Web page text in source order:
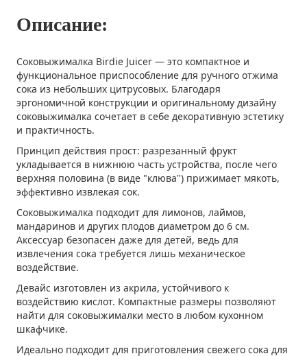
Описание:
Соковыжималка Birdie Juicer — это компактное и
функциональное приспособление для ручного отжима
сока из небольших цитрусовых. Благодаря
эргономичной конструкции и оригинальному дизайну
соковыжималка сочетает в себе декоративную эстетику
и практичность.
Принцип действия прост: разрезанный фрукт
укладывается в нижнюю часть устройства, после чего
верхняя половина (в виде "клюва") прижимает мякоть,
эффективно извлекая сок.
Соковыжималка подходит для лимонов, лаймов,
мандаринов и других плодов диаметром до 6 см.
Аксессуар безопасен даже для детей, ведь для
извлечения сока требуется лишь механическое
воздействие.
Девайс изготовлен из акрила, устойчивого к
воздействию кислот. Компактные размеры позволяют
найти для соковыжималки место в любом кухонном
шкафчике.
Идеально подходит для приготовления свежего сока для